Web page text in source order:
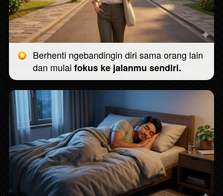
Berhenti ngebandingin diri sama orang lain
dan mulai fokus ke jalanmu sendiri.